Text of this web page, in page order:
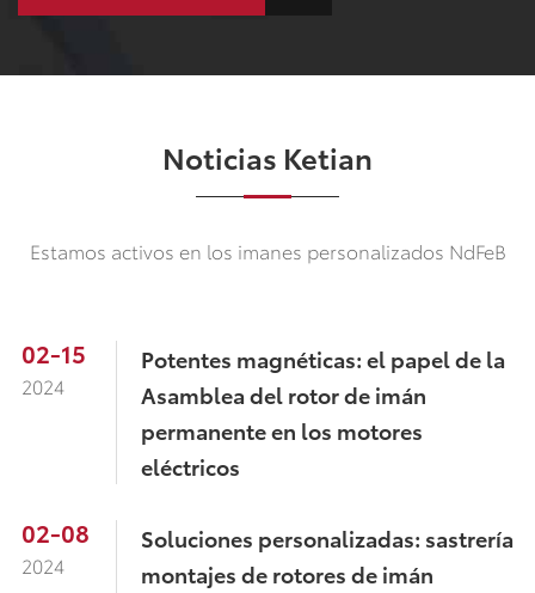
Noticias Ketian
Estamos activos en los imanes personalizados NdFeB
02-15
2024
Potentes magnéticas: el papel de la
Asamblea del rotor de imán
permanente en los motores
eléctricos
02-08
2024
Soluciones personalizadas: sastrería
montajes de rotores de imán